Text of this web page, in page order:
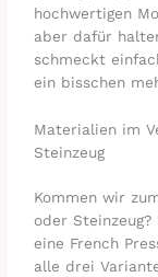
hochwertigen
aber dafür
schmeckt
ein bisschen
Materialien im
Steinzeug
Kommen wir
oder
eine French
alle drei